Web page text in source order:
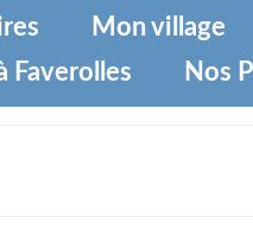
Mon village
Faverolles Nos